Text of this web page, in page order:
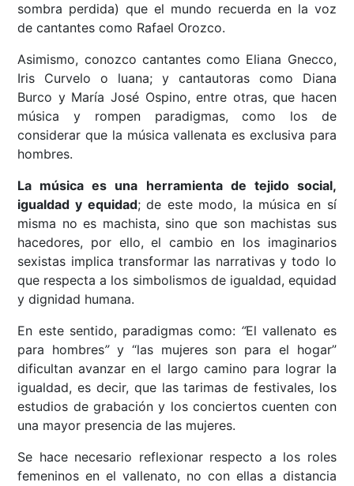
sombra perdida) que el mundo recuerda en la voz
de cantantes como Rafael Orozco.
Asimismo, conozco cantantes como Eliana Gnecco,
Iris Curvelo o luana; y cantautoras como Diana
Burco y María José Ospino, entre otras, que hacen
música y rompen paradigmas, como los de
considerar que la música vallenata es exclusiva para
hombres.
La música es una herramienta de tejido social,
igualdad y equidad; de este modo, la música en sí
misma no es machista, sino que son machistas sus
hacedores, por ello, el cambio en los imaginarios
sexistas implica transformar las narrativas y todo lo
que respecta a los simbolismos de igualdad, equidad
y dignidad humana.
En este sentido, paradigmas como: “El vallenato es
para hombres”y “las mujeres son para el hogar”
dificultan avanzar en el largo camino para lograr la
igualdad, es decir, que las tarimas de festivales, los
estudios de grabación y los conciertos cuenten con
una mayor presencia de las mujeres.
Se hace necesario reflexionar respecto a los roles
femeninos en el vallenato, no con ellas a distancia